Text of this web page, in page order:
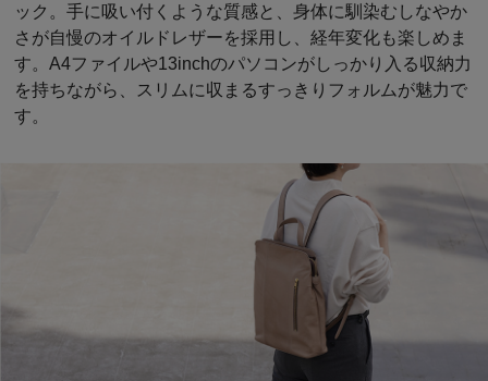
ック。手に吸い付くような質感と、身体に馴染むしなやか
さが自慢のオイルドレザーを採用し、経年変化も楽しめま
す。A4ファイルや13inchのパソコンがしっかり入る収納力
を持ちながら、スリムに収まるすっきりフォルムが魅力で
す。